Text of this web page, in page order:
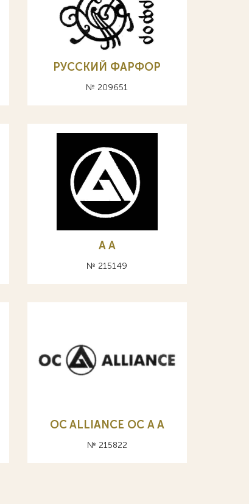
РУССКИЙ ФАРФОР
№ 209651
A А
№ 215149
OC ALLIANCE ОС A А
№ 215822